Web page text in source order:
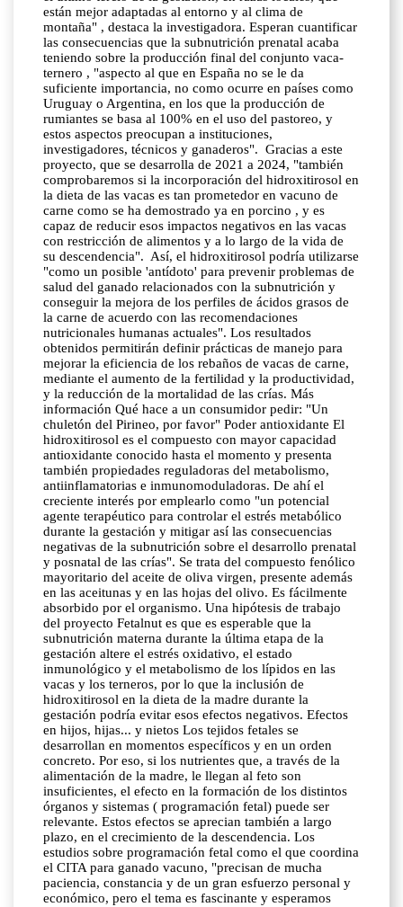
están mejor adaptadas al entorno y al clima de
montaña" , destaca la investigadora. Esperan cuantificar
las consecuencias que la subnutrición prenatal acaba
teniendo sobre la producción final del conjunto vaca-
ternero , "aspecto al que en España no se le da
suficiente importancia, no como ocurre en países como
Uruguay o Argentina, en los que la producción de
rumiantes se basa al 100% en el uso del pastoreo, y
estos aspectos preocupan a instituciones,
investigadores, técnicos y ganaderos". Gracias a este
proyecto, que se desarrolla de 2021 a 2024, "también
comprobaremos si la incorporación del hidroxitirosol en
la dieta de las vacas es tan prometedor en vacuno de
carne como se ha demostrado ya en porcino , y es
capaz de reducir esos impactos negativos en las vacas
con restricción de alimentos y a lo largo de la vida de
su descendencia". Así, el hidroxitirosol podría utilizarse
"como un posible 'antídoto' para prevenir problemas de
salud del ganado relacionados con la subnutrición y
conseguir la mejora de los perfiles de ácidos grasos de
la carne de acuerdo con las recomendaciones
nutricionales humanas actuales". Los resultados
obtenidos permitirán definir prácticas de manejo para
mejorar la eficiencia de los rebaños de vacas de carne,
mediante el aumento de la fertilidad y la productividad,
y la reducción de la mortalidad de las crías. Más
información Qué hace a un consumidor pedir: "Un
chuletón del Pirineo, por favor" Poder antioxidante El
hidroxitirosol es el compuesto con mayor capacidad
antioxidante conocido hasta el momento y presenta
también propiedades reguladoras del metabolismo,
antiinflamatorias e inmunomoduladoras. De ahí el
creciente interés por emplearlo como "un potencial
agente terapéutico para controlar el estrés metabólico
durante la gestación y mitigar así las consecuencias
negativas de la subnutrición sobre el desarrollo prenatal
y posnatal de las crías". Se trata del compuesto fenólico
mayoritario del aceite de oliva virgen, presente además
en las aceitunas y en las hojas del olivo. Es fácilmente
absorbido por el organismo. Una hipótesis de trabajo
del proyecto Fetalnut es que es esperable que la
subnutrición materna durante la última etapa de la
gestación altere el estrés oxidativo, el estado
inmunológico y el metabolismo de los lípidos en las
vacas y los terneros, por lo que la inclusión de
hidroxitirosol en la dieta de la madre durante la
gestación podría evitar esos efectos negativos. Efectos
en hijos, hijas... y nietos Los tejidos fetales se
desarrollan en momentos específicos y en un orden
concreto. Por eso, si los nutrientes que, a través de la
alimentación de la madre, le llegan al feto son
insuficientes, el efecto en la formación de los distintos
órganos y sistemas ( programación fetal) puede ser
relevante. Estos efectos se aprecian también a largo
plazo, en el crecimiento de la descendencia. Los
estudios sobre programación fetal como el que coordina
el CITA para ganado vacuno, "precisan de mucha
paciencia, constancia y de un gran esfuerzo personal y
económico, pero el tema es fascinante y esperamos